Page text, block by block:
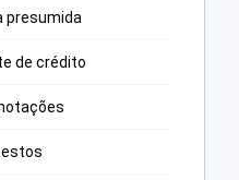
presumida
de crédito